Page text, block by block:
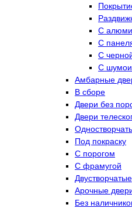
С
С
С
С
Амбарные
В сборе
Двери без
Двери
Под покраску
С порогом
С фрамугой
Двустворчатые
Арочные
Без